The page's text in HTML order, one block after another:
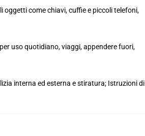
come chiavi, cuffie e piccoli telefoni,
uso quotidiano, viaggi, appendere fuori,
interna ed esterna e stiratura; Istruzioni di